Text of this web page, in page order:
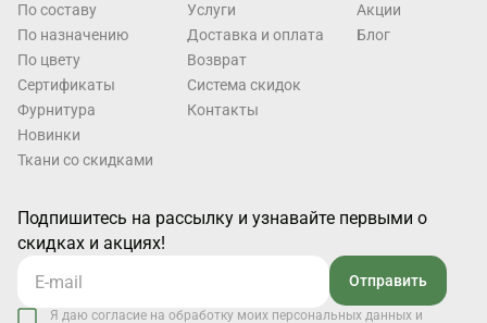
По составу
По назначению
По цвету
Cертификаты
Фурнитура
Новинки
Ткани со скидками
Услуги
Доставка и оплата
Возврат
Система скидок
Контакты
Акции
Блог
Подпишитесь на рассылку и узнавайте первыми о
скидках и акциях!
Отправить
Я даю согласие на обработку моих персональных данных и